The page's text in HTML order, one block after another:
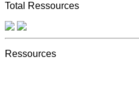
Total Ressources
Ressources